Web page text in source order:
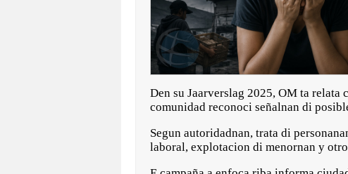
Den su Jaarverslag 2025, OM ta
comunidad reconoci señalnan di
Segun autoridadnan, trata di
laboral, explotacion di menornan y